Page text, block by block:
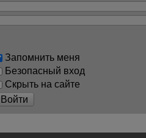
Запомнить меня
Безопасный вход
Скрыть на сайте
Войти